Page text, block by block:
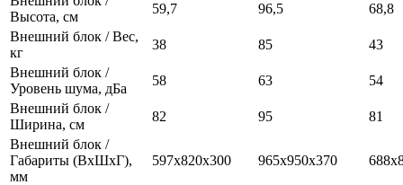
Высота, см
59,7 96,5
68,8
Внешний блок / Вес,
кг
38 85
43
Внешний блок /
Уровень шума, дБа
58 63
54
Внешний блок /
Ширина, см
82 95
81
Внешний блок /
Габариты (ВхШхГ),
мм
597х820х300 965х950х370